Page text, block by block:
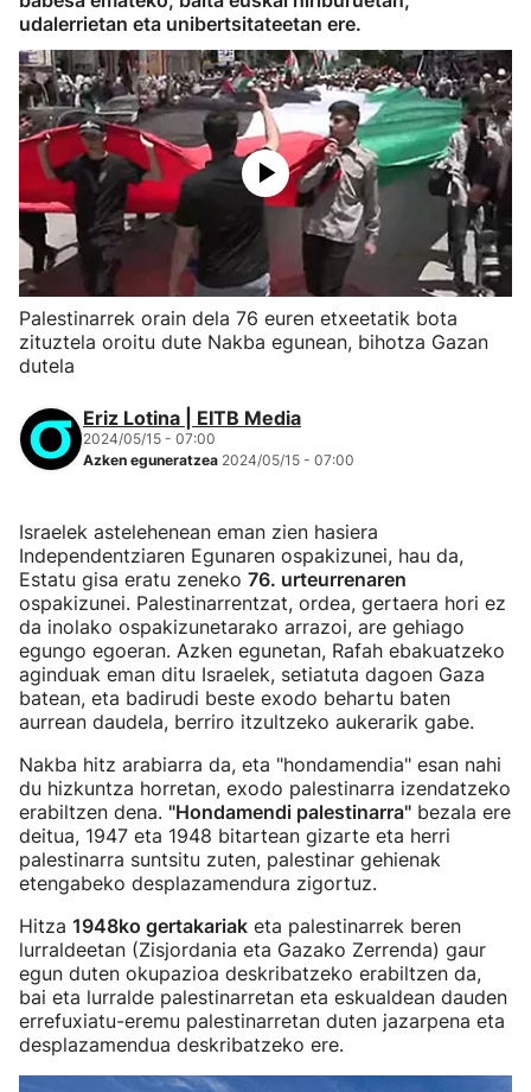
udalerrietan eta unibertsitateetan ere.
Palestinarrek orain dela 76 euren etxeetatik bota
zituztela oroitu dute Nakba egunean, bihotza Gazan
dutela
Eriz Lotina | EITB Media
2024/05/15 - 07:00
Azken eguneratzea 2024/05/15 - 07:00
Israelek astelehenean eman zien hasiera
Independentziaren Egunaren ospakizunei, hau da,
Estatu gisa eratu zeneko 76. urteurrenaren
ospakizunei. Palestinarrentzat, ordea, gertaera hori ez
da inolako ospakizunetarako arrazoi, are gehiago
egungo egoeran. Azken egunetan, Rafah ebakuatzeko
aginduak eman ditu Israelek, setiatuta dagoen Gaza
batean, eta badirudi beste exodo behartu baten
aurrean daudela, berriro itzultzeko aukerarik gabe.
Nakba hitz arabiarra da, eta "hondamendia" esan nahi
du hizkuntza horretan, exodo palestinarra izendatzeko
erabiltzen dena. "Hondamendi palestinarra" bezala ere
deitua, 1947 eta 1948 bitartean gizarte eta herri
palestinarra suntsitu zuten, palestinar gehienak
etengabeko desplazamendura zigortuz.
Hitza 1948ko gertakariak eta palestinarrek beren
lurraldeetan (Zisjordania eta Gazako Zerrenda) gaur
egun duten okupazioa deskribatzeko erabiltzen da,
bai eta lurralde palestinarretan eta eskualdean dauden
errefuxiatu-eremu palestinarretan duten jazarpena eta
desplazamendua deskribatzeko ere.